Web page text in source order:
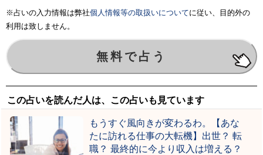
※占いの入力情報は弊社個人情報等の取扱いについてに従い、目的外の
利用は致しません。
この占いを読んだ人は、この占いも見ています
もうすぐ風向きが変わるわ。【あな
たに訪れる仕事の大転機】出世？ 転
職？ 最終的に今より収入は増える？